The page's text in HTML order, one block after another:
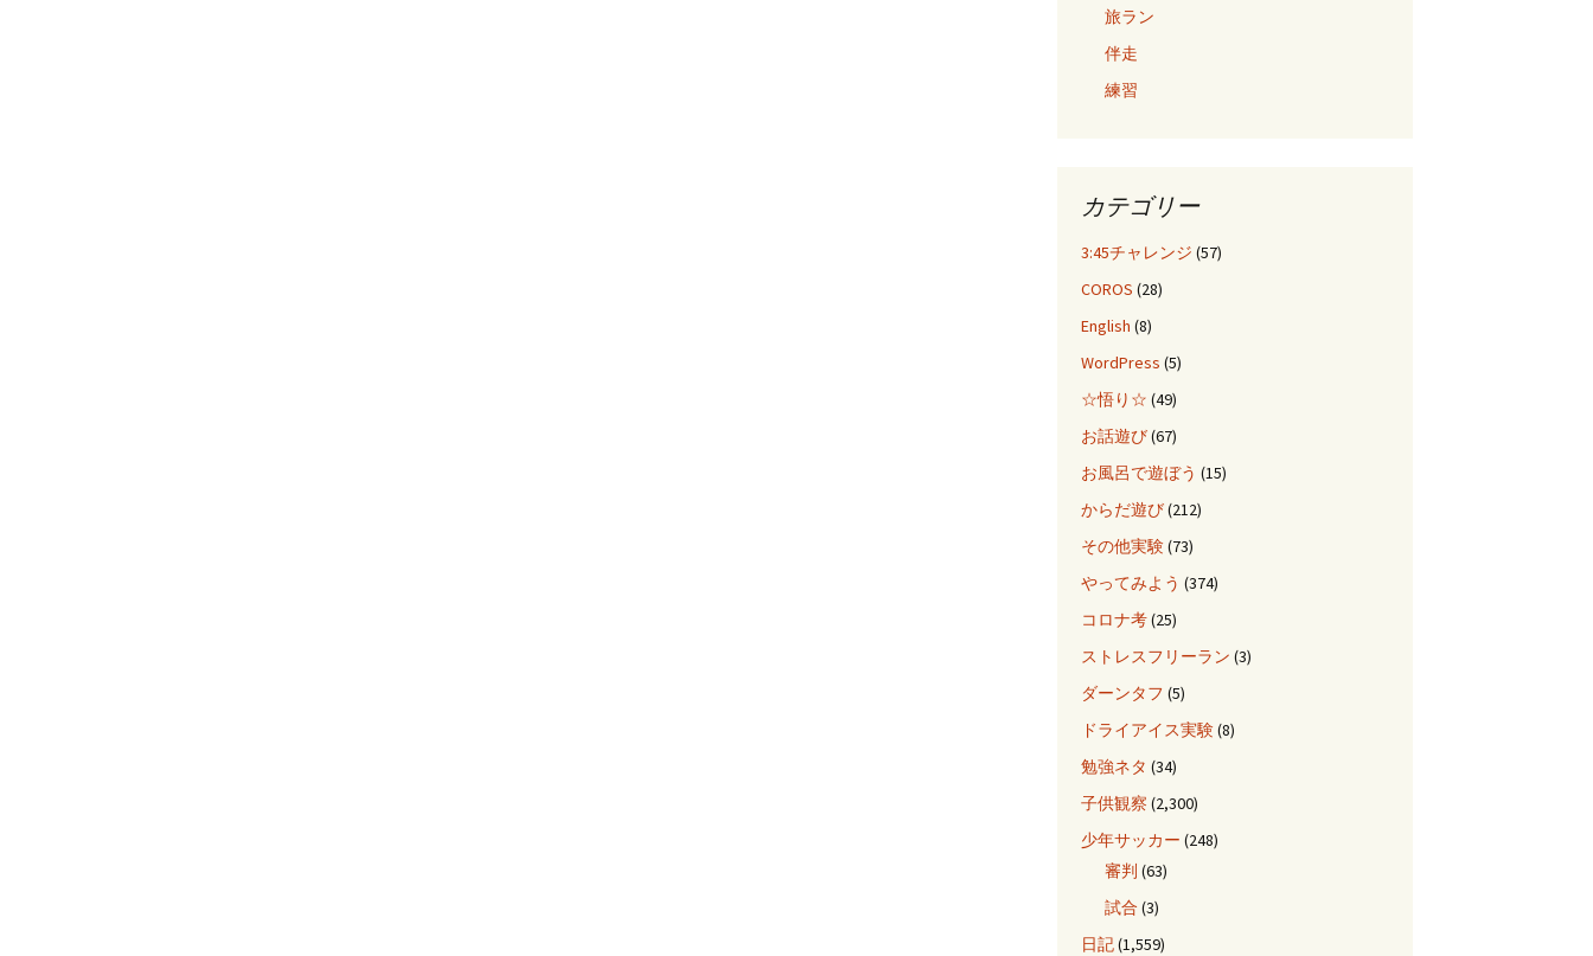
旅ラン
伴走
練習
カテゴリー
3:45チャレンジ (57)
COROS (28)
English (8)
WordPress (5)
☆悟り☆ (49)
お話遊び(67)
お風呂で遊ぼう (15)
からだ遊び(212)
その他実験(73)
やってみよう (374)
コロナ考(25)
ストレスフリーラン (3)
ダーンタフ (5)
ドライアイス実験(8)
勉強ネタ (34)
子供観察 (2,300)
少年サッカー (248)
審判 (63)
試合 (3)
日記(1,559)